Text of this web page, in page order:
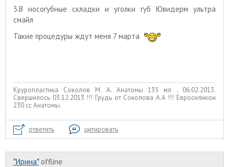
3.В носогубные складки и уголки губ Ювидерм ультра
смайл
Такие процедуры ждут меня 7 марта
Круропластика Соколов М. А. Анатомы 135 мл . 06.02.2013.
Свершилось 03.12.2013 !!! Грудь от Соколова А.А !!! Евросиликон
230 сс Анатомы.
ответить цитировать
*Ирина* offline